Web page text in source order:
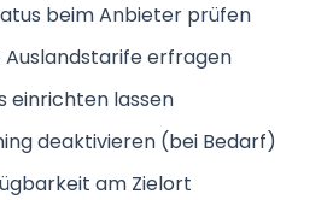
beim Anbieter prüfen
Auslandstarife erfragen
einrichten lassen
deaktivieren (bei Bedarf)
am Zielort